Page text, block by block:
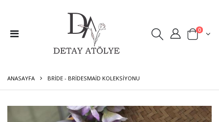
0
ANASAYFA BRIDE - BRIDESMAID KOLEKSIYONU